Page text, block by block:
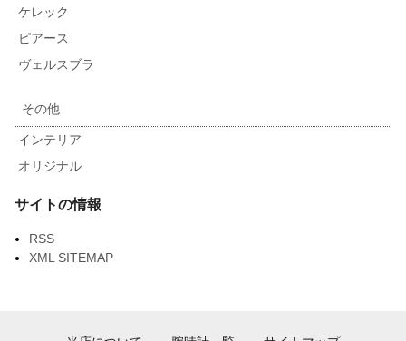
ケレック
ピアース
ヴェルスブラ
その他
インテリア
オリジナル
サイトの情報
RSS
XML SITEMAP